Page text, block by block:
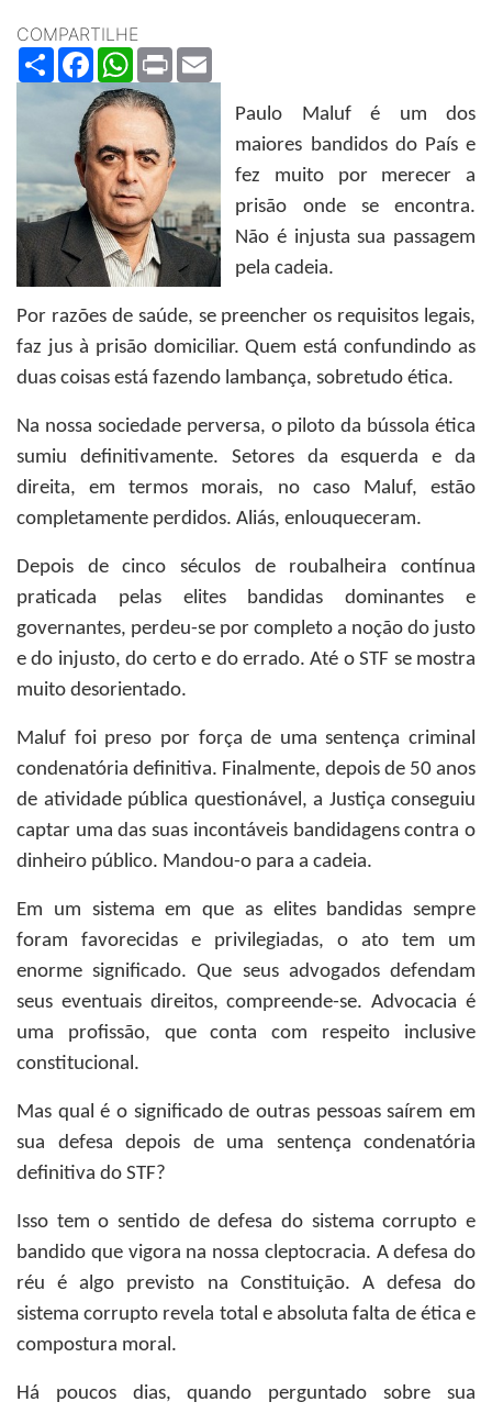
COMPARTILHE
ShareFacebookWhatsApp
Print
Paulo Maluf é um dos
maiores bandidos do País e
fez muito por merecer a
prisão onde se encontra.
Não é injusta sua passagem
pela cadeia.
Por razões de saúde, se preencher os requisitos legais,
faz jus à prisão domiciliar. Quem está confundindo as
duas coisas está fazendo lambança, sobretudo ética.
Na nossa sociedade perversa, o piloto da bússola ética
sumiu definitivamente. Setores da esquerda e da
direita, em termos morais, no caso Maluf, estão
completamente perdidos. Aliás, enlouqueceram.
Depois de cinco séculos de roubalheira contínua
praticada pelas elites bandidas dominantes e
governantes, perdeu-se por completo a noção do justo
e do injusto, do certo e do errado. Até o STF se mostra
muito desorientado.
Maluf foi preso por força de uma sentença criminal
condenatória definitiva. Finalmente, depois de 50 anos
de atividade pública questionável, a Justiça conseguiu
captar uma das suas incontáveis bandidagens contra o
dinheiro público. Mandou-o para a cadeia.
Em um sistema em que as elites bandidas sempre
foram favorecidas e privilegiadas, o ato tem um
enorme significado. Que seus advogados defendam
seus eventuais direitos, compreende-se. Advocacia é
uma profissão, que conta com respeito inclusive
constitucional.
Mas qual é o significado de outras pessoas saírem em
sua defesa depois de uma sentença condenatória
definitiva do STF?
Isso tem o sentido de defesa do sistema corrupto e
bandido que vigora na nossa cleptocracia. A defesa do
réu é algo previsto na Constituição. A defesa do
sistema corrupto revela total e absoluta falta de ética e
compostura moral.
Há poucos dias, quando perguntado sobre sua